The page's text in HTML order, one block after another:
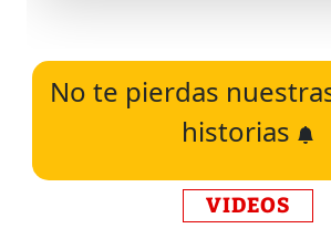
No te pierdas
historias
VIDEOS